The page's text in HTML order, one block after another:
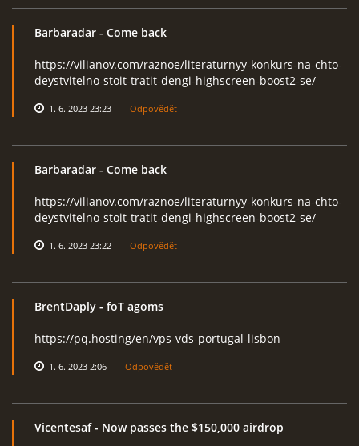
Barbaradar - Come back
https://vilianov.com/raznoe/literaturnyy-konkurs-na-chto-
deystvitelno-stoit-tratit-dengi-highscreen-boost2-se/
1. 6. 2023 23:23 Odpovědět
Barbaradar - Come back
https://vilianov.com/raznoe/literaturnyy-konkurs-na-chto-
deystvitelno-stoit-tratit-dengi-highscreen-boost2-se/
1. 6. 2023 23:22 Odpovědět
BrentDaply - foT agoms
https://pq.hosting/en/vps-vds-portugal-lisbon
1. 6. 2023 2:06 Odpovědět
Vicentesaf- Now passes the $150,000 airdrop